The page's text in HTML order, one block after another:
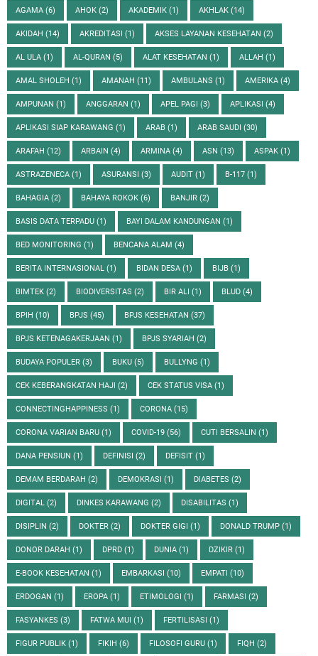
AGAMA (6) AHOK (2) AKADEMIK (1) AKHLAK (14)
AKIDAH (14) AKREDITASI (1) AKSES LAYANAN KESEHATAN (2)
AL ULA (1) AL-QURAN (5) ALAT KESEHATAN (1) ALLAH (1)
AMAL SHOLEH (1) AMANAH (11) AMBULANS (1) AMERIKA (4)
AMPUNAN (1) ANGGARAN (1) APEL PAGI (3) APLIKASI (4)
APLIKASI SIAP KARAWANG (1) ARAB (1) ARAB SAUDI (30)
ARAFAH (12) ARBAIN (4) ARMINA (4) ASN (13) ASPAK (1)
ASTRAZENECA (1) ASURANSI (3) AUDIT (1) B-117 (1)
BAHAGIA (2) BAHAYA ROKOK (6) BANJIR (2)
BASIS DATA TERPADU (1) BAYI DALAM KANDUNGAN (1)
BED MONITORING (1) BENCANA ALAM (4)
BERITA INTERNASIONAL (1) BIDAN DESA (1) BIJB (1)
BIMTEK (2) BIODIVERSITAS (2) BIR ALI (1) BLUD (4)
BPIH (10) BPJS (45) BPJS KESEHATAN (37)
BPJS KETENAGAKERJAAN (1) BPJS SYARIAH (2)
BUDAYA POPULER (3) BUKU (5) BULLYNG (1)
CEK KEBERANGKATAN HAJI (2) CEK STATUS VISA (1)
CONNECTINGHAPPINESS (1) CORONA (15)
CORONA VARIAN BARU (1) COVID-19 (56) CUTI BERSALIN (1)
DANA PENSIUN (1) DEFINISI (2) DEFISIT (1)
DEMAM BERDARAH (2) DEMOKRASI (1) DIABETES (2)
DIGITAL (2) DINKES KARAWANG (2) DISABILITAS (1)
DISIPLIN (2) DOKTER (2) DOKTER GIGI (1) DONALD TRUMP (1)
DONOR DARAH (1) DPRD (1) DUNIA (1) DZIKIR (1)
E-BOOK KESEHATAN (1) EMBARKASI (10) EMPATI (10)
ERDOGAN (1) EROPA (1) ETIMOLOGI (1) FARMASI (2)
FASYANKES (3) FATWA MUI (1) FERTILISASI (1)
FIGUR PUBLIK (1) FIKIH (6) FILOSOFI GURU (1) FIQH (2)